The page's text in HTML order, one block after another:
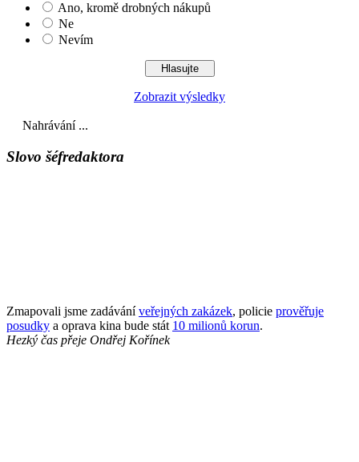
Ano, kromě drobných nákupů
Ne
Nevím
Zobrazit výsledky
Nahrávání ...
Slovo šéfredaktora
Zmapovali jsme zadáváníveřejných zakázek, policie prověřuje
posudky a oprava kina bude stát 10 milionů korun.
Hezký čas přeje Ondřej Kořínek